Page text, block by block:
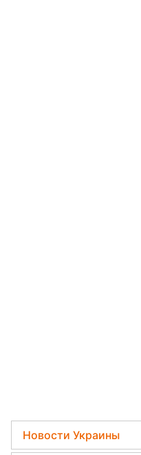
Новости Украины